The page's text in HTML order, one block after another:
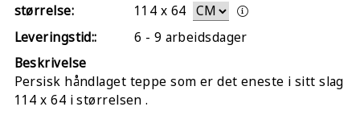
størrelse:
114 x 64
Leveringstid::
6 - 9 arbeidsdager
Beskrivelse
Persisk håndlaget teppe som er det eneste i sitt slag
114 x 64 i størrelsen .